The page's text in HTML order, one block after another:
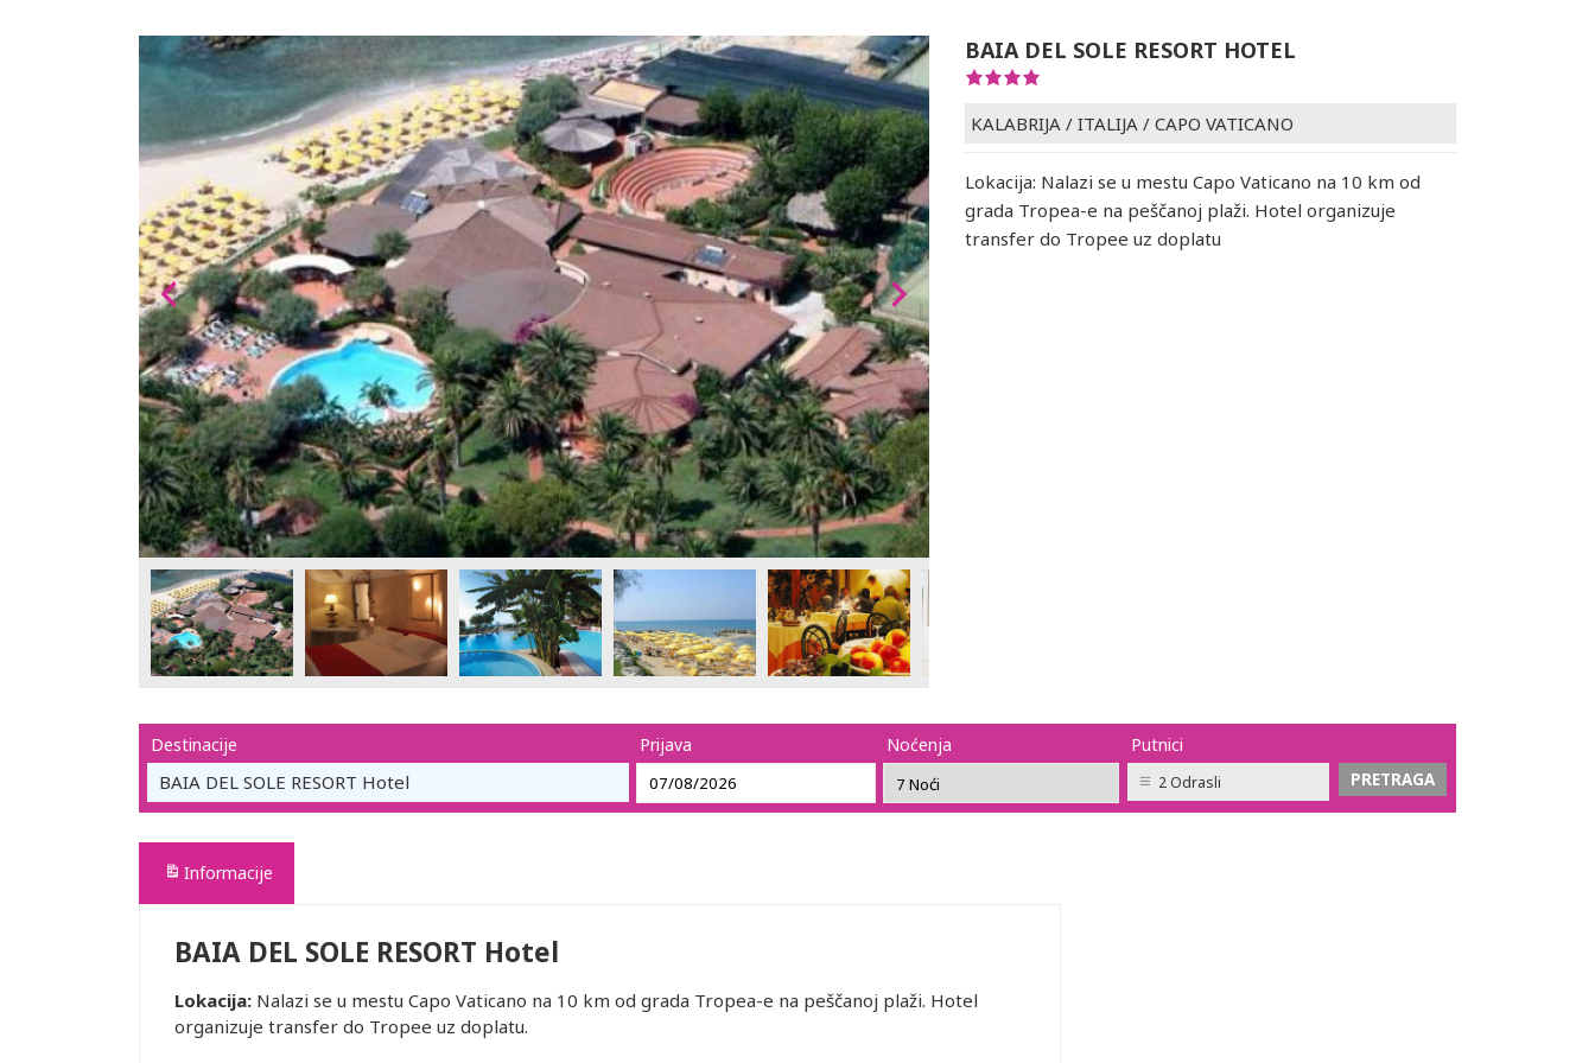
BAIA DEL SOLE RESORT HOTEL
KALABRIJA / ITALIJA / CAPO VATICANO
Lokacija: Nalazi se u mestu Capo Vaticano na 10 km od
grada Tropea-e na peščanoj plaži. Hotel organizuje
transfer do Tropee uz doplatu
Destinacije
BAIA DEL SOLE RESORT Hotel
Prijava Noćenja Putnici
2 Odrasli
Informacije
BAIA DEL SOLE RESORT Hotel
Lokacija: Nalazi se u mestu Capo Vaticano na 10 km od grada Tropea-e na peščanoj plaži. Hotel
organizuje transfer do Tropee uz doplatu.